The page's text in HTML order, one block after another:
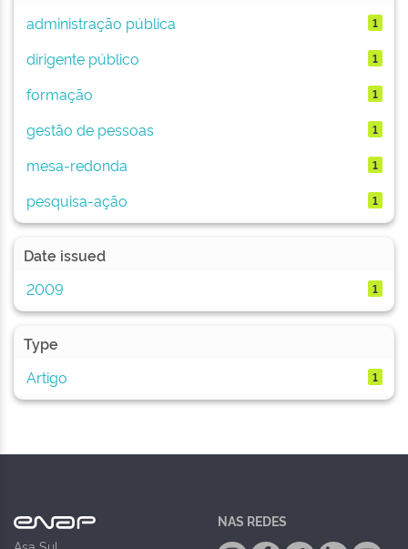
administração pública
1
dirigente público 1
formação 1
gestão de pessoas 1
mesa-redonda 1
pesquisa-ação 1
Date issued
2009
1
Type
Artigo
1
NAS REDES